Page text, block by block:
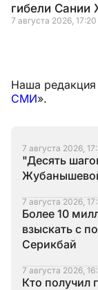
гибели
7 августа 2026, 17:20
Наша редакция
СМИ».
7 августа 2026,
"Десять
7 августа 2026,
Более 10
взыскать с
Серикбай
7 августа 2026,
Кто получил